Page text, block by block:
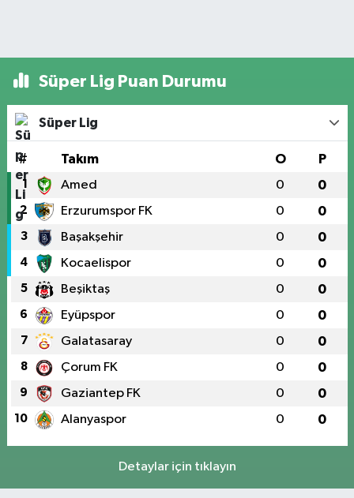
Süper Lig Puan Durumu
Süper Lig
# Takım O P
1 Amed 0 0
2 Erzurumspor FK 0 0
3 Başakşehir 0 0
4 Kocaelispor 0 0
5 Beşiktaş 0 0
6 Eyüpspor 0 0
7 Galatasaray 0 0
8 Çorum FK 0 0
9 Gaziantep FK 0 0
10 Alanyaspor 0 0
Detaylar için tıklayın